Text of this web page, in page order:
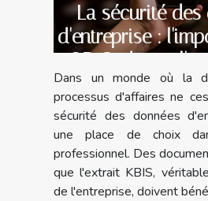
La sécurité des
d'entreprise :
QR Code sur
Dans un monde où la
processus d'affaires ne
sécurité des données
une place de choix
professionnel. Des
que l'extrait KBIS,
de l'entreprise, doivent